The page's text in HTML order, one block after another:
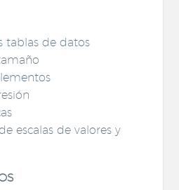
tablas de datos
escalas de valores y